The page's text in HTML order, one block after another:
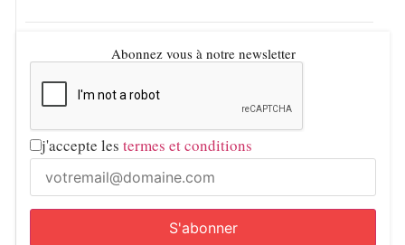
Abonnez vous à notre newsletter
j'accepte les termes et conditions